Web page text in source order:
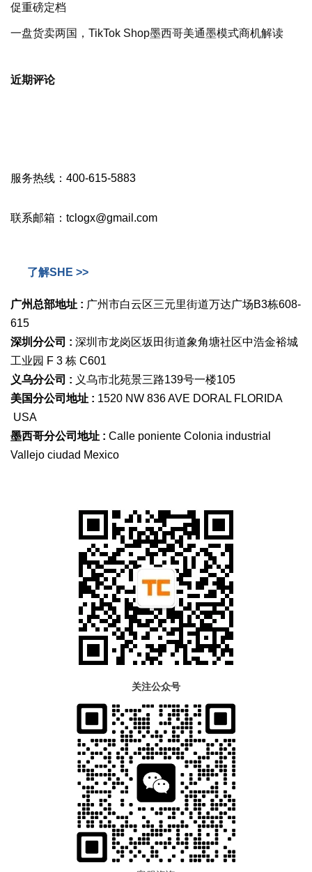
促重磅定档
一盘货卖两国，TikTok Shop墨西哥美通墨模式商机解读
近期评论
服务热线：400-615-5883
联系邮箱：tclogx@gmail.com
了解SHE >>
广州总部地址 : 广州市白云区三元里街道万达广场B3栋608-
615
深圳分公司 : 深圳市龙岗区坂田街道象角塘社区中浩金裕城
工业园 F 3 栋 C601
义乌分公司 : 义乌市北苑景三路139号一楼105
美国分公司地址 : 1520 NW 836 AVE DORAL FLORIDA
USA
墨西哥分公司地址 : Calle poniente Colonia industrial
Vallejo ciudad Mexico
关注公众号